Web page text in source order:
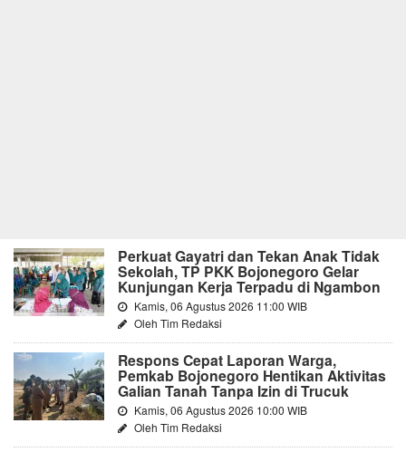
Perkuat Gayatri dan Tekan Anak Tidak
Sekolah, TP PKK Bojonegoro Gelar
Kunjungan Kerja Terpadu di Ngambon
Kamis, 06 Agustus 2026 11:00 WIB
Oleh Tim Redaksi
Respons Cepat Laporan Warga,
Pemkab Bojonegoro Hentikan Aktivitas
Galian Tanah Tanpa Izin di Trucuk
Kamis, 06 Agustus 2026 10:00 WIB
Oleh Tim Redaksi